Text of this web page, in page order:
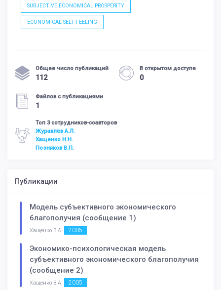
SUBJECTIVE ECONOMICAL PROSPERITY
ECONOMICAL SELF-FEELING
Общее число публикаций
112
В открытом доступе
0
Файлов с публикациями
1
Топ 3 сотрудников-соавторов
Журавлёв А.Л.
Хащенко Н.Н.
Позняков В.П.
Публикации
Модель субъективного экономического
благополучия (сообщение 1)
Хащенко В.А. 2005
Экономико-психологическая модель
субъективного экономического благополучия
(сообщение 2)
Хащенко В.А. 2005